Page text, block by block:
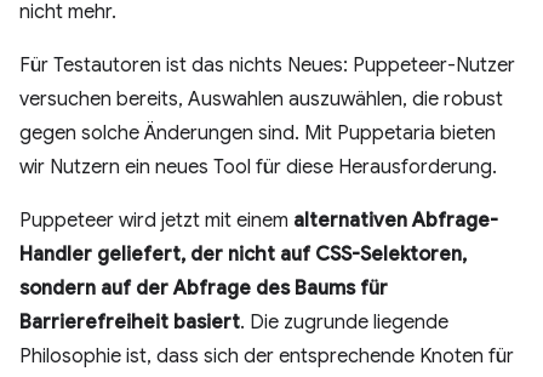
nicht mehr.
Für Testautoren ist das nichts Neues: Puppeteer-Nutzer
versuchen bereits, Auswahlen auszuwählen, die robust
gegen solche Änderungen sind. Mit Puppetaria bieten
wir Nutzern ein neues Tool für diese Herausforderung.
Puppeteer wird jetzt mit einem alternativen Abfrage-
Handler geliefert, der nicht auf CSS-Selektoren,
sondern auf der Abfrage des Baums für
Barrierefreiheit basiert. Die zugrunde liegende
Philosophie ist, dass sich der entsprechende Knoten für